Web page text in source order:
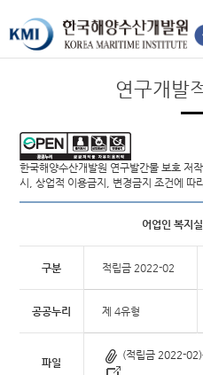
연구개발
한국해양수산개발원 연구발간물 보호 저
시, 상업적 이용금지, 변경금지 조건에 따
어업인 복지
구분 적립금 2022-02
공공누리 제 4유형
파일
(적립금 2022-